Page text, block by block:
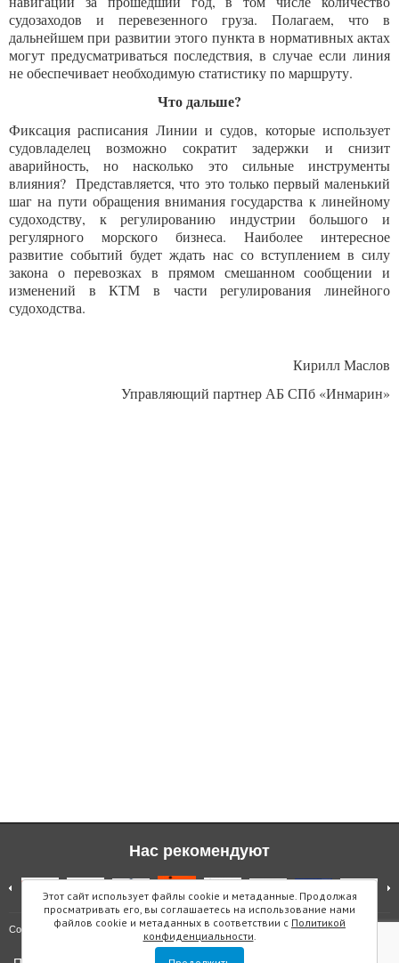
судозаходов и перевезенного груза. Полагаем, что в
дальнейшем при развитии этого пункта в нормативных актах
могут предусматриваться последствия, в случае если линия
не обеспечивает необходимую статистику по маршруту.
Что дальше?
Фиксация расписания Линии и судов, которые использует
судовладелец возможно сократит задержки и снизит
аварийность, но насколько это сильные инструменты
влияния? Представляется, что это только первый маленький
шаг на пути обращения внимания государства к линейному
судоходству, к регулированию индустрии большого и
регулярного морского бизнеса. Наиболее интересное
развитие событий будет ждать нас со вступлением в силу
закона о перевозках в прямом смешанном сообщении и
изменений в КТМ в части регулирования линейного
судоходства.
Кирилл Маслов
Управляющий партнер АБ СПб «Инмарин»
Этот сайт использует файлы cookie и метаданные. Продолжая
просматривать его, вы соглашаетесь на использование нами
файлов cookie и метаданных в соответствии с Политикой
конфиденциальности.
Нас рекомендуют
Copyright © "Инмарин" Карта сайта